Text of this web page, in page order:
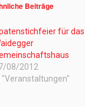
Beiträge
für das
08/2012
"Veranstaltungen"